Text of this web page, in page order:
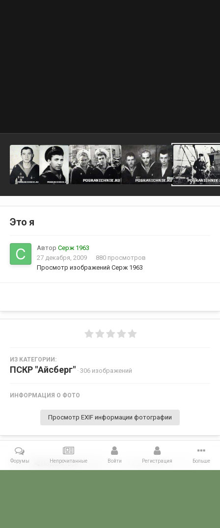
Это я
Автор Серж 1963
27 декабря, 2009
880 просмотров
Просмотр изображений Серж 1963
ИЗ КАТЕГОРИИ:
ПСКР "Айсберг" · 306 изображений
ИНФОРМАЦИЯ О ФОТО
Просмотр EXIF информации фотографии
Поделиться Подписчики 0
Форумы Непрочитанные Войти Регистрация Больше